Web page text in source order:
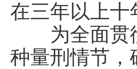
在三年以上十
为全面贯彻
种量刑情节，